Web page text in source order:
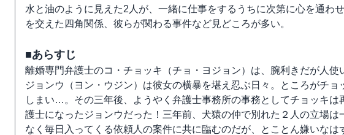
水と油のように見えた2人が、一緒に仕事をするうちに次第に心を通わ
を交えた四角関係、彼らが関わる事件など見どころが多い。
■あらすじ
離婚専門弁護士のコ・チョッキ（チョ・ヨジョン）は、腕利きだが人使
ジョンウ（ヨン・ウジン）は彼女の横暴を堪え忍ぶ日々。ところがチ
しまい…。その三年後、ようやく弁護士事務所の事務としてチョッキ
護士になったジョンウだった！三年前、犬猿の仲で別れた２人の立場
なく毎日入ってくる依頼人の案件に共に臨むのだが、とことん嫌いなは